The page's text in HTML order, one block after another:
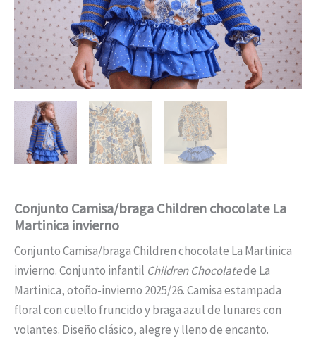
Conjunto Camisa/braga Children chocolate La
Martinica invierno
Conjunto Camisa/braga Children chocolate La Martinica
invierno. Conjunto infantil Children Chocolatede La
Martinica, otoño-invierno 2025/26. Camisa estampada
floral con cuello fruncido y braga azul de lunares con
volantes. Diseño clásico, alegre y lleno de encanto.